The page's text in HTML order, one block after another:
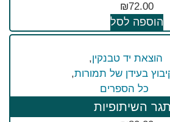
₪72.00
הוספה לסל
הוצאת יד טבנקין,
בעידן של תמורות,
כל הספרים
השיתופיות